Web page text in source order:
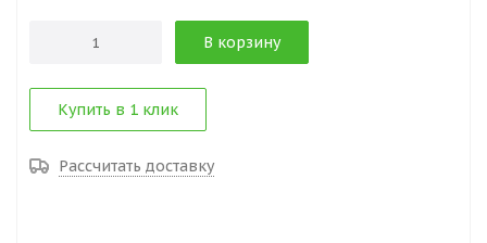
В корзину
Купить в 1 клик
Рассчитать доставку